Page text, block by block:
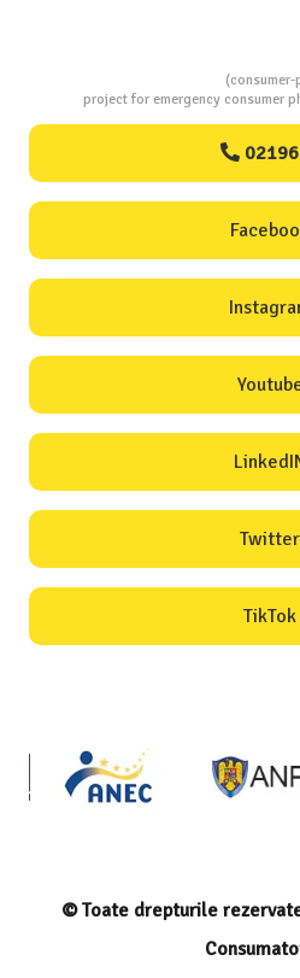
project for emergency consumer
Twitter
TikTok
© Toate drepturile